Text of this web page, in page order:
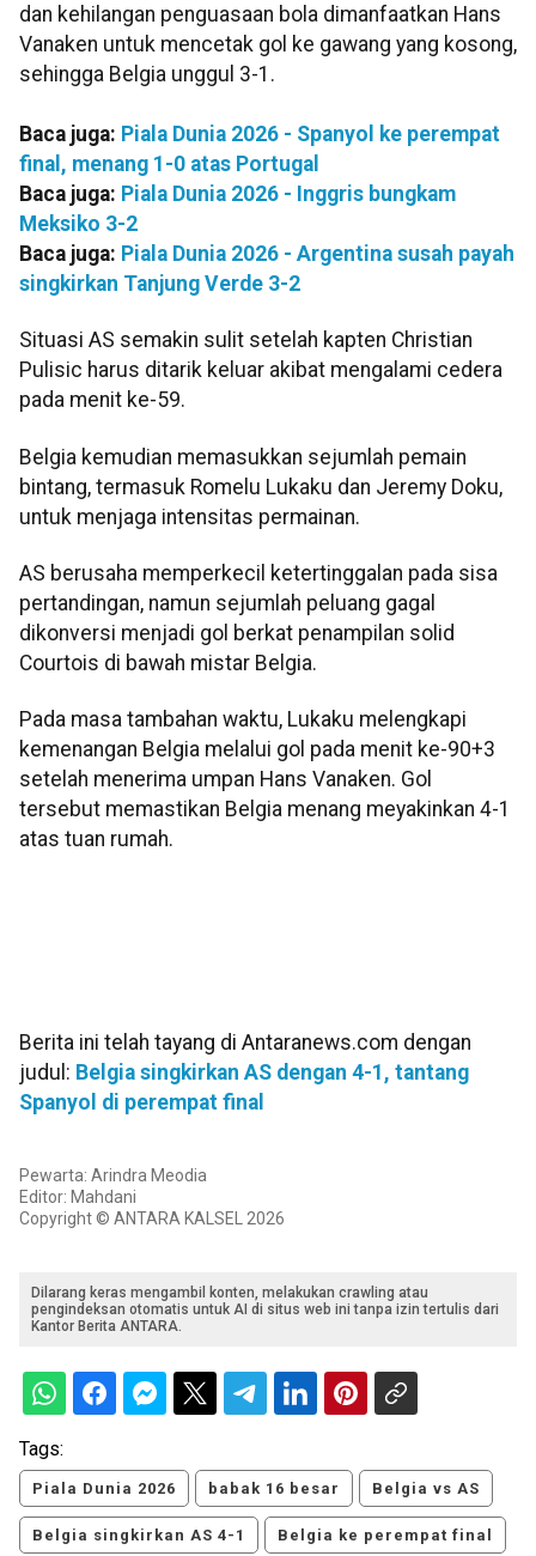
dan kehilangan penguasaan bola dimanfaatkan Hans
Vanaken untuk mencetak gol ke gawang yang kosong,
sehingga Belgia unggul 3-1.
Baca juga: Piala Dunia 2026 - Spanyol ke perempat
final, menang 1-0 atas Portugal
Baca juga: Piala Dunia 2026 - Inggris bungkam
Meksiko 3-2
Baca juga: Piala Dunia 2026 - Argentina susah payah
singkirkan Tanjung Verde 3-2
Situasi AS semakin sulit setelah kapten Christian
Pulisic harus ditarik keluar akibat mengalami cedera
pada menit ke-59.
Belgia kemudian memasukkan sejumlah pemain
bintang, termasuk Romelu Lukaku dan Jeremy Doku,
untuk menjaga intensitas permainan.
AS berusaha memperkecil ketertinggalan pada sisa
pertandingan, namun sejumlah peluang gagal
dikonversi menjadi gol berkat penampilan solid
Courtois di bawah mistar Belgia.
Pada masa tambahan waktu, Lukaku melengkapi
kemenangan Belgia melalui gol pada menit ke-90+3
setelah menerima umpan Hans Vanaken. Gol
tersebut memastikan Belgia menang meyakinkan 4-1
atas tuan rumah.
Berita ini telah tayang di Antaranews.com dengan
judul: Belgia singkirkan AS dengan 4-1, tantang
Spanyol di perempat final
Pewarta: Arindra Meodia
Editor: Mahdani
Copyright © ANTARA KALSEL 2026
Dilarang keras mengambil konten, melakukan crawling atau
pengindeksan otomatis untuk AI di situs web ini tanpa izin tertulis dari
Kantor Berita ANTARA.
Tags:
Piala Dunia 2026 babak 16 besar Belgia vs AS
Belgia singkirkan AS 4-1 Belgia ke perempat final